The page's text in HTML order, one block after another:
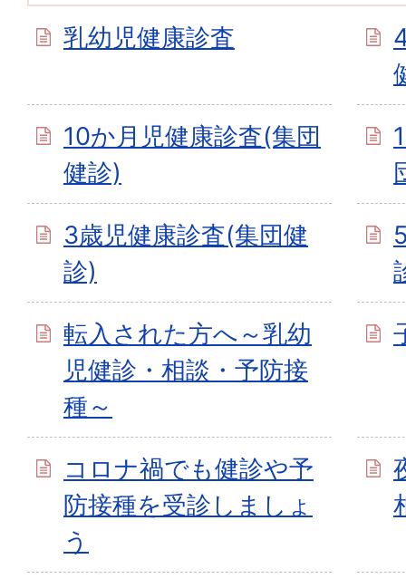
乳幼児健康診査
10か月児健康診査(集団
健診)
3歳児健康診査(集団健
診)
転入された方へ～乳幼
児健診・相談・予防接
種～
コロナ禍でも健診や予
防接種を受診しましょ
う